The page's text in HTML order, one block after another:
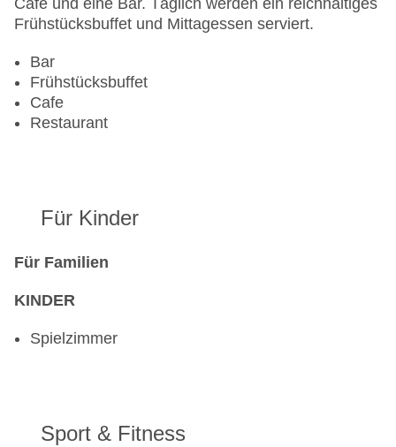
Letzte umfassende Renovierung: 2009
Anzahl der Aufzüge: 1
Zimmerservice
Sonnenterrasse
Gesamtanzahl der Stockwerke: 3
Café und eine Bar. Täglich werden ein reichhaltiges
Frühstücksbuffet und Mittagessen serviert.
Bar
Frühstücksbuffet
Cafe
Restaurant
Für Kinder
Für Familien
KINDER
Spielzimmer
Sport & Fitness